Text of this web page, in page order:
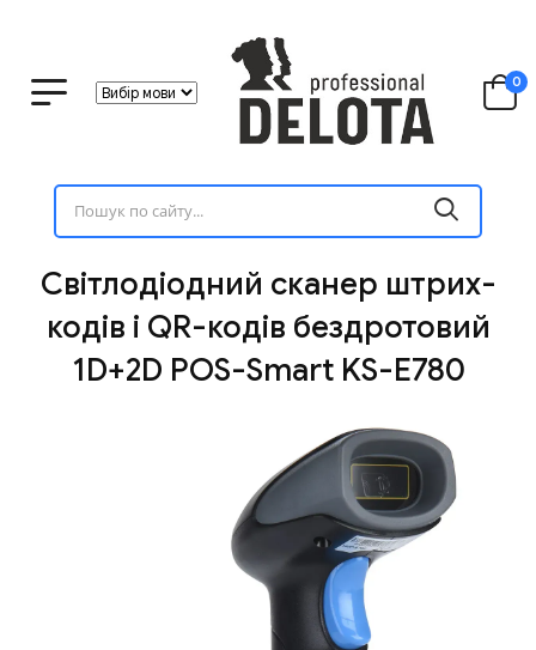
0
Світлодіодний сканер штрих-
кодів і QR-кодів бездротовий
1D+2D POS-Smart KS-E780